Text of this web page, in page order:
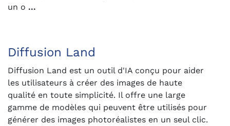
un o ...
Diffusion Land
Diffusion Land est un outil d'IA conçu pour aider
les utilisateurs à créer des images de haute
qualité en toute simplicité. Il offre une large
gamme de modèles qui peuvent être utilisés pour
générer des images photoréalistes en un seul clic.